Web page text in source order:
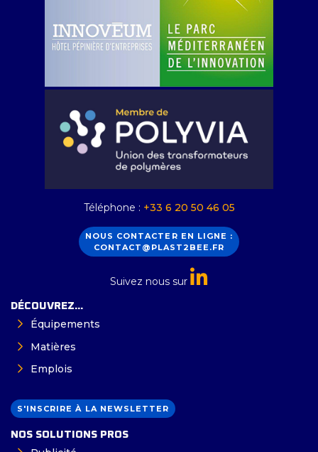
Téléphone : +33 6 20 50 46 05
NOUS CONTACTER EN LIGNE :
CONTACT@PLAST2BEE.FR
Suivez nous sur
DÉCOUVREZ...
Équipements
Matières
Emplois
S'INSCRIRE À LA NEWSLETTER
NOS SOLUTIONS PROS